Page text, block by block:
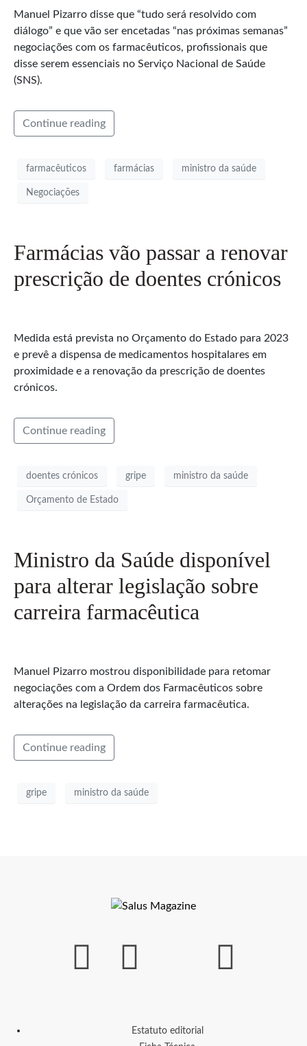
Manuel Pizarro disse que “tudo será resolvido com
diálogo” e que vão ser encetadas “nas próximas semanas”
negociações com os farmacêuticos, profissionais que
disse serem essenciais no Serviço Nacional de Saúde
(SNS).
Continue reading
farmacêuticos farmácias ministro da saúde
Negociações
Farmácias vão passar a renovar
prescrição de doentes crónicos
Medida está prevista no Orçamento do Estado para 2023
e prevê a dispensa de medicamentos hospitalares em
proximidade e a renovação da prescrição de doentes
crónicos.
Continue reading
doentes crónicos gripe ministro da saúde
Orçamento de Estado
Ministro da Saúde disponível
para alterar legislação sobre
carreira farmacêutica
Manuel Pizarro mostrou disponibilidade para retomar
negociações com a Ordem dos Farmacêuticos sobre
alterações na legislação da carreira farmacêutica.
Continue reading
gripe ministro da saúde
Estatuto editorial